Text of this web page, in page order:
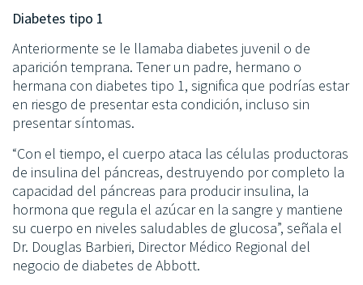
Diabetes tipo 1
Anteriormente se le llamaba diabetes juvenil o de
aparición temprana. Tener un padre, hermano o
hermana con diabetes tipo 1, significa que podrías estar
en riesgo de presentar esta condición, incluso sin
presentar síntomas.
“Con el tiempo, el cuerpo ataca las células productoras
de insulina del páncreas, destruyendo por completo la
capacidad del páncreas para producir insulina, la
hormona que regula el azúcar en la sangre y mantiene
su cuerpo en niveles saludables de glucosa”, señala el
Dr. Douglas Barbieri, Director Médico Regional del
negocio de diabetes de Abbott.